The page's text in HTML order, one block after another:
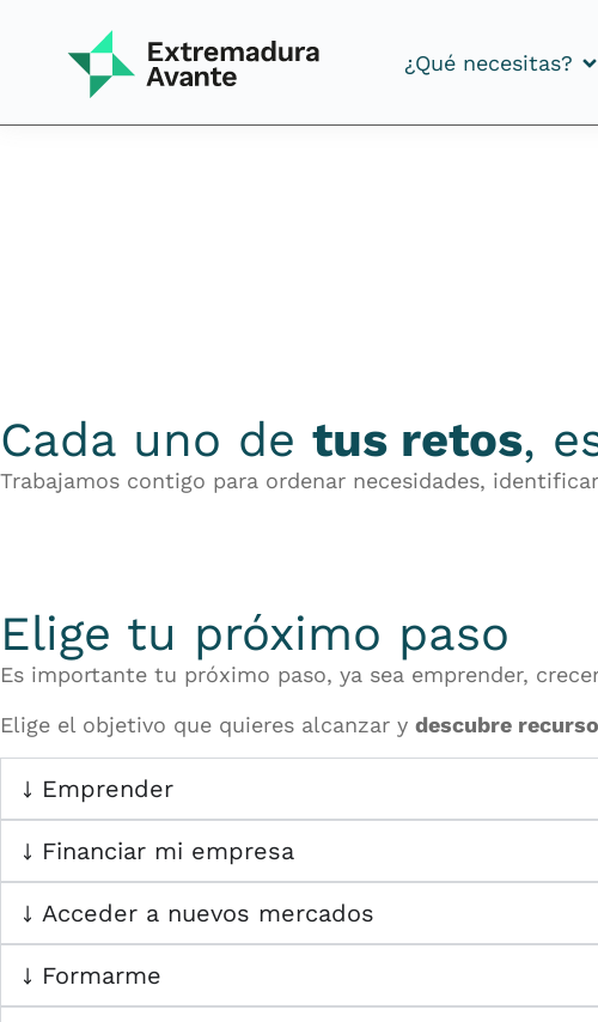
¿Qué necesitas?
Cada uno de tus retos,
Trabajamos contigo para ordenar necesidades,
Elige tu próximo paso
Es importante tu próximo paso, ya sea emprender,
Elige el objetivo que quieres alcanzar y descubre
Emprender
Financiar mi empresa
Acceder a nuevos mercados
Formarme